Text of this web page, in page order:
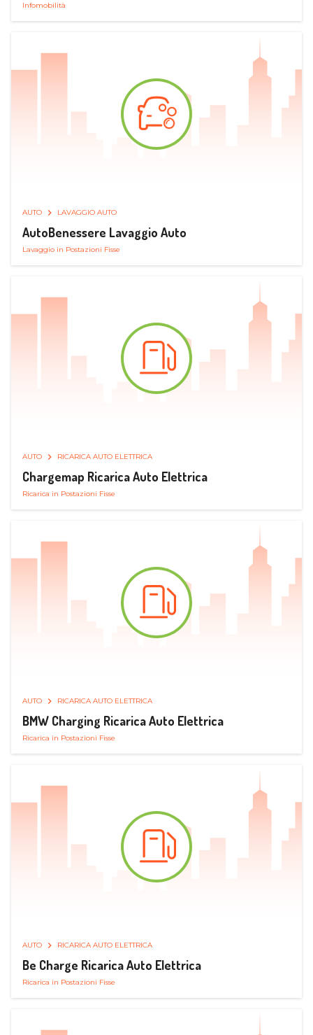
Infomobilità
AUTO LAVAGGIO AUTO
AutoBenessere Lavaggio Auto
Lavaggio in Postazioni Fisse
AUTO RICARICA AUTO ELETTRICA
Chargemap Ricarica Auto Elettrica
Ricarica in Postazioni Fisse
AUTO RICARICA AUTO ELETTRICA
BMW Charging Ricarica Auto Elettrica
Ricarica in Postazioni Fisse
AUTO RICARICA AUTO ELETTRICA
Be Charge Ricarica Auto Elettrica
Ricarica in Postazioni Fisse